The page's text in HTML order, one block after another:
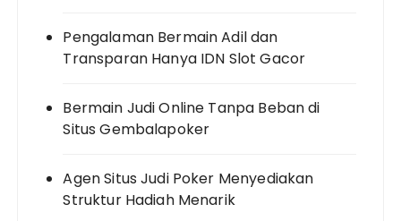
Pengalaman Bermain Adil dan
Transparan Hanya IDN Slot Gacor
Bermain Judi Online Tanpa Beban di
Situs Gembalapoker
Agen Situs Judi Poker Menyediakan
Struktur Hadiah Menarik